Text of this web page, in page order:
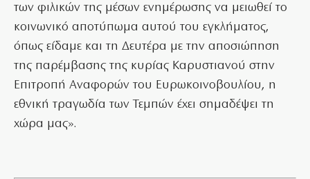
των φιλικών της μέσων ενημέρωσης να μειωθεί το
κοινωνικό αποτύπωμα αυτού του εγκλήματος,
όπως είδαμε και τη Δευτέρα με την αποσιώπηση
της παρέμβασης της κυρίας Καρυστιανού στην
Επιτροπή Αναφορών του Ευρωκοινοβουλίου, η
εθνική τραγωδία των Τεμπών έχει σημαδέψει τη
χώρα μας».